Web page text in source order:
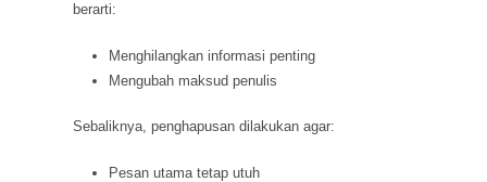
berarti:
Menghilangkan informasi penting
Mengubah maksud penulis
Sebaliknya, penghapusan dilakukan agar:
Pesan utama tetap utuh